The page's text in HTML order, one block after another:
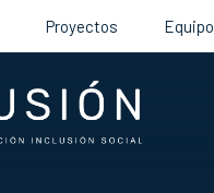
Proyectos Equipo